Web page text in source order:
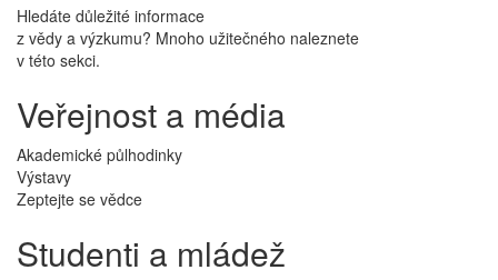
Hledáte důležité informace
z vědy a výzkumu? Mnoho užitečného naleznete
v této sekci.
Veřejnost a média
Akademické půlhodinky
Výstavy
Zeptejte se vědce
Studenti a mládež